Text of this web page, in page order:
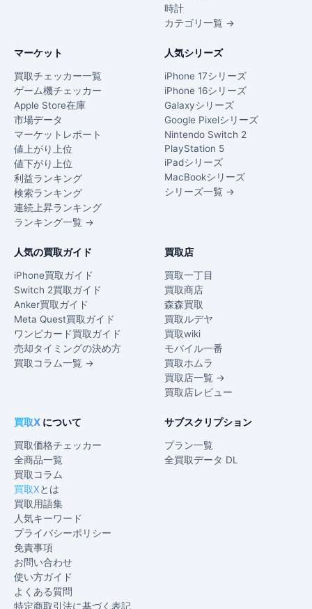
時計
カテゴリ一覧 →
マーケット
買取チェッカー一覧
ゲーム機チェッカー
Apple Store在庫
市場データ
マーケットレポート
値上がり上位
値下がり上位
利益ランキング
検索ランキング
連続上昇ランキング
ランキング一覧 →
人気シリーズ
iPhone 17シリーズ
iPhone 16シリーズ
Galaxyシリーズ
Google Pixelシリーズ
Nintendo Switch 2
PlayStation 5
iPadシリーズ
MacBookシリーズ
シリーズ一覧 →
人気の買取ガイド
iPhone買取ガイド
Switch 2買取ガイド
Anker買取ガイド
Meta Quest買取ガイド
ワンピカード買取ガイド
売却タイミングの決め方
買取コラム一覧 →
買取店
買取一丁目
買取商店
森森買取
買取ルデヤ
買取wiki
モバイル一番
買取ホムラ
買取店一覧 →
買取店レビュー
買取X について
買取価格チェッカー
全商品一覧
買取コラム
買取Xとは
買取用語集
人気キーワード
プライバシーポリシー
免責事項
お問い合わせ
使い方ガイド
よくある質問
特定商取引法に基づく表記
サブスクリプション
プラン一覧
全買取データ DL